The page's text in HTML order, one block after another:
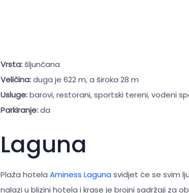
Vrsta:šljunčana
Veličina:duga je 622 m, a široka 28 m
Usluge:barovi, restorani, sportski tereni, vodeni
Parkiranje:da
Laguna
Plaža hotela Aminess Lagunasvidjet će se svim
nalazi u blizini hotela i krase je brojni sadržaji za